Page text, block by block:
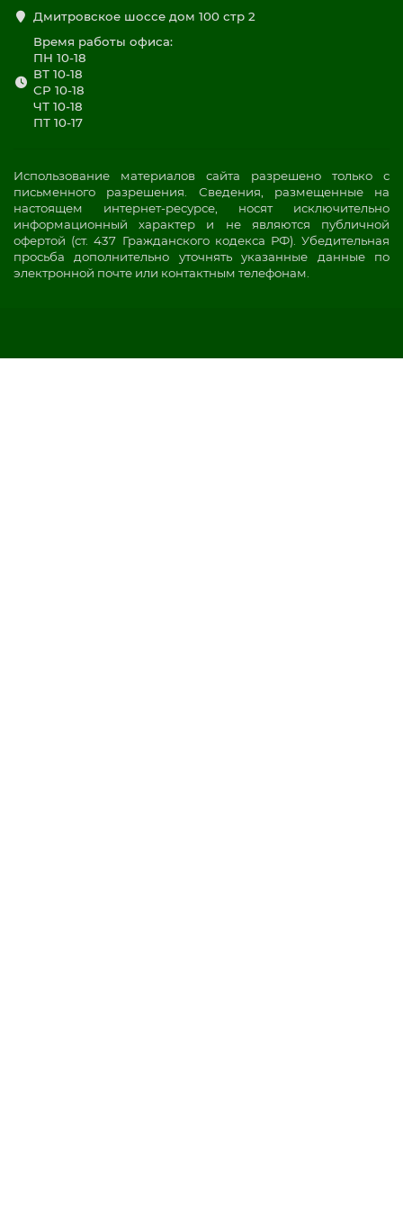
Дмитровское шоссе дом 100 стр 2
Время работы офиса:
ПН 10-18
ВТ 10-18
СР 10-18
ЧТ 10-18
ПТ 10-17
Использование материалов сайта разрешено только с
письменного разрешения. Сведения, размещенные на
настоящем интернет-ресурсе, носят исключительно
информационный характер и не являются публичной
офертой (ст. 437 Гражданского кодекса РФ). Убедительная
просьба дополнительно уточнять указанные данные по
электронной почте или контактным телефонам.